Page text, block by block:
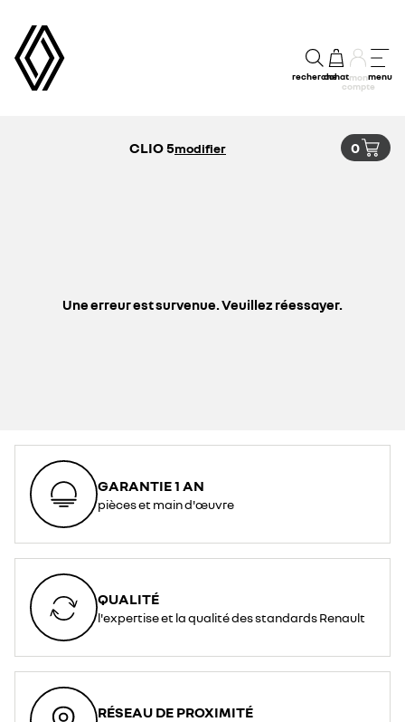
rechercheachatmon
compte
menu
CLIO 5modifier 0
Une erreur est survenue. Veuillez réessayer.
GARANTIE 1 AN
pièces et main d'œuvre
QUALITÉ
l'expertise et la qualité des standards Renault
RÉSEAU DE PROXIMITÉ